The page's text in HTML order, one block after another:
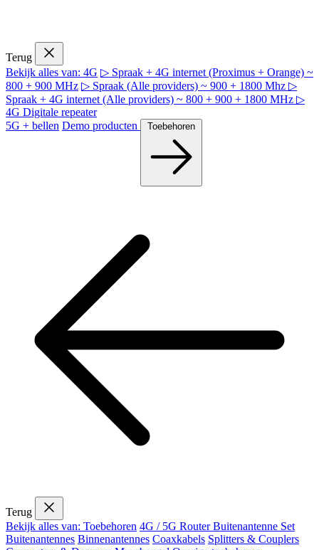
Terug
Bekijk alles van: 4G ▷ Spraak + 4G internet (Proximus + Orange) ~
800 + 900 MHz ▷ Spraak (Alle providers) ~ 900 + 1800 Mhz ▷
Spraak + 4G internet (Alle providers) ~ 800 + 900 + 1800 MHz ▷
4G Digitale repeater
5G + bellen Demo producten Toebehoren
Terug
Bekijk alles van: Toebehoren 4G / 5G Router Buitenantenne Set
Buitenantennes Binnenantennes Coaxkabels Splitters & Couplers